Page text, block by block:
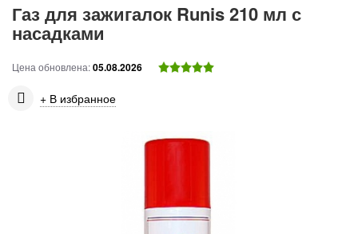
Газ для зажигалок Runis 210 мл с
насадками
Цена обновлена:05.08.2026